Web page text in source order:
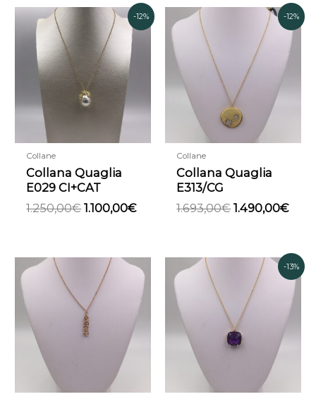
-12%
Collane
Collana Quaglia
E029 CI+CAT
1.250,00€
prezzo
originale
era:
1.250,00€.
1.100,00€
Il
prezzo
attuale
1.100,00€.
-12%
Collane
Collana Quaglia
E313/CG
1.693,00€
prezzo
originale
era:
1.693,00€.
1.490,00€
Il
è:
-13%
prezzo
originale
era:
800,00€.
Il